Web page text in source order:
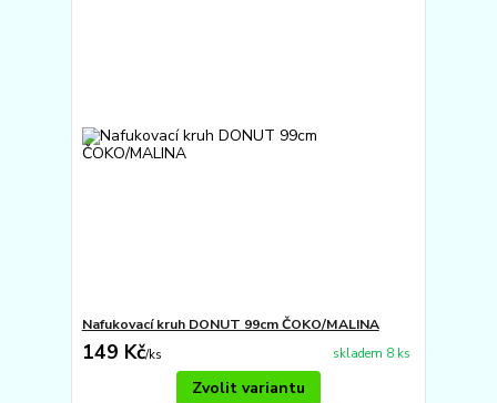
Nafukovací kruh DONUT 99cm ČOKO/MALINA
149 Kč/ks skladem 8 ks
Zvolit variantu